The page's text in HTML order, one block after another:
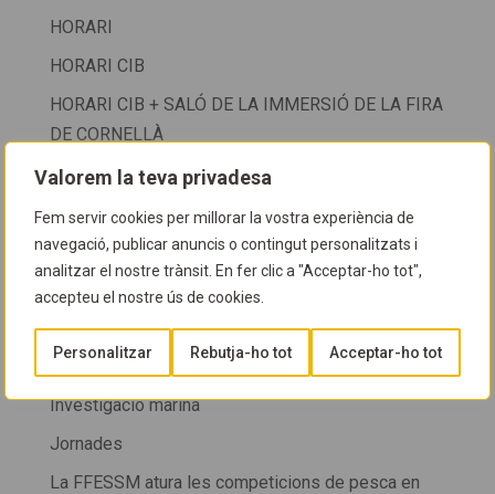
Valorem la teva privadesa
Fem servir cookies per millorar la vostra experiència de
navegació, publicar anuncis o contingut personalitzats i
analitzar el nostre trànsit. En fer clic a "Acceptar-ho tot",
accepteu el nostre ús de cookies.
Personalitzar Rebutja-ho tot Acceptar-ho tot
HORARI
HORARI CIB
HORARI CIB + SALÓ DE LA IMMERSIÓ DE LA FIRA
DE CORNELLÀ
HORARI D'ATENCIÓ AL PÚBLIC
HORARIS
info cib 2024
Informació al soci
Investigació i descobriments
Investigació marina
Jornades
La FFESSM atura les competicions de pesca en